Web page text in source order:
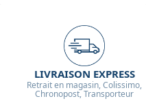
LIVRAISON EXPRESS
Retrait en magasin, Colissimo,
Chronopost, Transporteur